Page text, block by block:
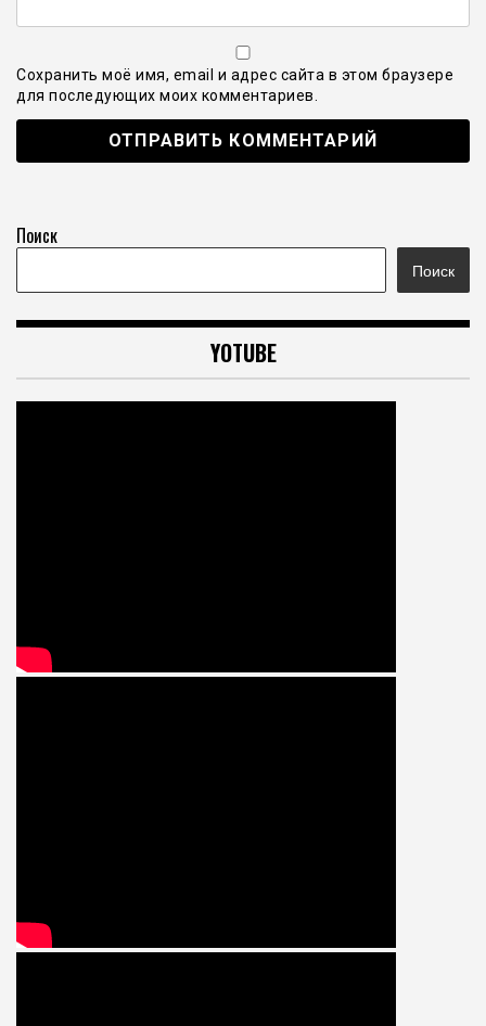
Сохранить моё имя, email и адрес сайта в этом браузере
для последующих моих комментариев.
Поиск
Поиск
YOTUBE